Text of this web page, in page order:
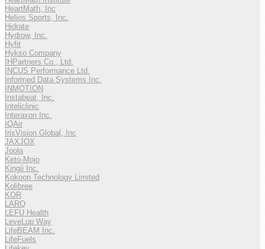
HeartMath, Inc
Helios Sports, Inc.
Hidrate
Hydrow, Inc.
Hyfit
Hykso Company
IHPartners Co., Ltd.
INCUS Performance Ltd.
Informed Data Systems Inc.
INMOTION
Instabeat, Inc.
Inteliclinic
Interaxon Inc.
IQAir
IrisVision Global, Inc
JAXJOX
Joola
Keto-Mojo
Kingii Inc.
Kokoon Technology Limited
Kolibree
KOR
LARQ
LEFU Health
LeveLup Way
LifeBEAM Inc.
LifeFuels